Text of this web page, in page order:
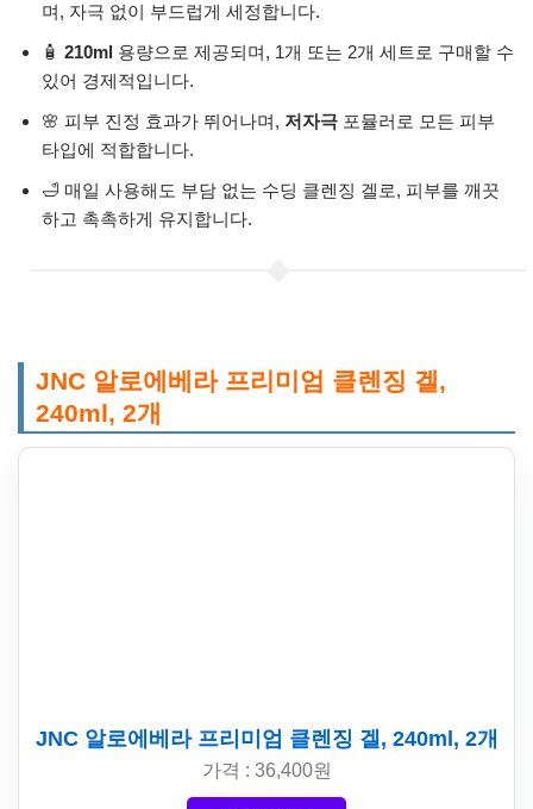
며, 자극 없이 부드럽게 세정합니다.
🧴 210ml 용량으로 제공되며, 1개 또는 2개 세트로 구매할 수
있어 경제적입니다.
🌸 피부 진정 효과가 뛰어나며, 저자극 포뮬러로 모든 피부
타입에 적합합니다.
🛁 매일 사용해도 부담 없는 수딩 클렌징 겔로, 피부를 깨끗
하고 촉촉하게 유지합니다.
JNC 알로에베라 프리미엄 클렌징 겔,
240ml, 2개
JNC 알로에베라 프리미엄 클렌징 겔, 240ml, 2개
가격 : 36,400원